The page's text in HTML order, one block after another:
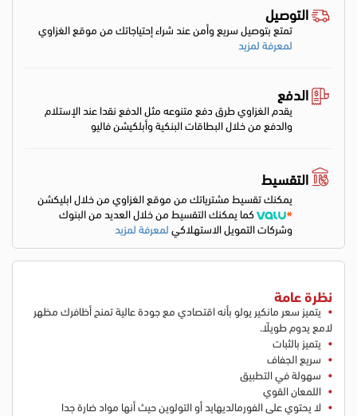
التوصيل
تمتع بتوصيل سريع وأمن عند شراء إحتياجاتك من موقع الغزاوي
لمعرفة لمزيد
الدفع
يقدم الغزاوي طرق دفع متنوعه مثل الدفع نقدا عند الإستلام
والدفع من خلال البطاقات البنكية وأبلكيشن فاليو
التقسيط
يمكنك تقسيط مشترياتك من موقع الغزاوي من خلال ابليكشن
كما يمكنك التقسيط من خلال العديد من البنوك
وشركات التمويل الاستهلاكيلمعرفة لمزيد
نظرة عامة
يتميز سعر مانكير يولو بأنه اقتصادي مع جودة عالية تمنح أظافرك مظهر
لامع يدوم طويلًا.
يتميز بالثبات
سريع الجفاف
سهولة في التطبيق
اللمعان القوي
لا يحتوي على الفورمالديهايد أو التولوين حيث أنها مواد ضارة جدا